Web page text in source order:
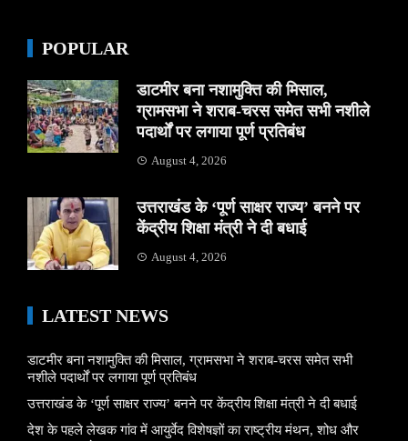
POPULAR
डाटमीर बना नशामुक्ति की मिसाल,
ग्रामसभा ने शराब-चरस समेत सभी नशीले
पदार्थों पर लगाया पूर्ण प्रतिबंध
August 4, 2026
उत्तराखंड के ‘पूर्ण साक्षर राज्य’ बनने पर
केंद्रीय शिक्षा मंत्री ने दी बधाई
August 4, 2026
LATEST NEWS
डाटमीर बना नशामुक्ति की मिसाल, ग्रामसभा ने शराब-चरस समेत सभी
नशीले पदार्थों पर लगाया पूर्ण प्रतिबंध
उत्तराखंड के ‘पूर्ण साक्षर राज्य’ बनने पर केंद्रीय शिक्षा मंत्री ने दी बधाई
देश के पहले लेखक गांव में आयुर्वेद विशेषज्ञों का राष्ट्रीय मंथन, शोध और